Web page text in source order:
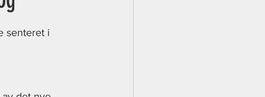
senteret i